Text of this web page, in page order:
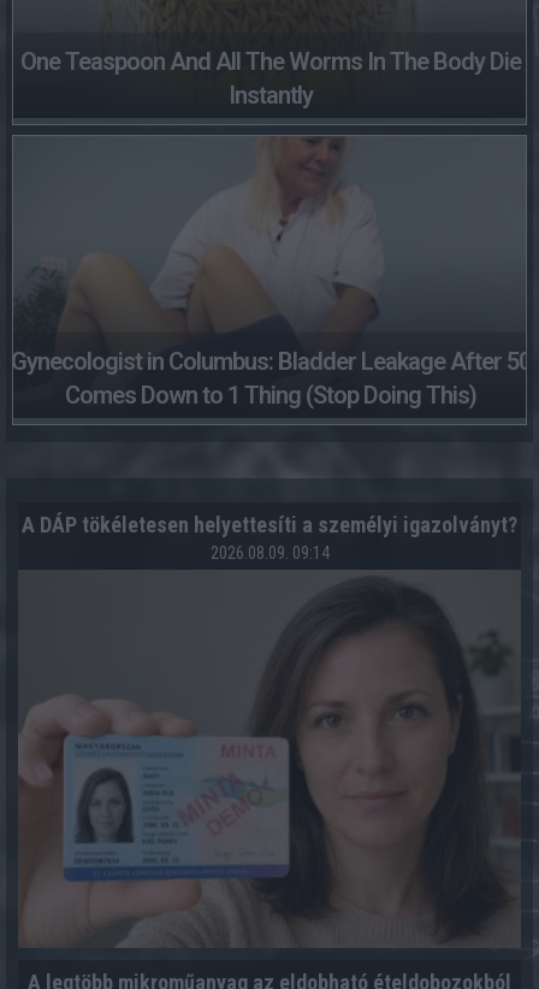
One Teaspoon And All The Worms In The Body Die
Instantly
Gynecologist in Columbus: Bladder Leakage After 50
Comes Down to 1 Thing (Stop Doing This)
A DÁP tökéletesen helyettesíti a személyi igazolványt?
2026.08.09. 09:14
A legtöbb mikroműanyag az eldobható ételdobozokból